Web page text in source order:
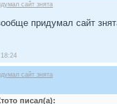
сайт знята
придумал сайт
сайт знята
писал(а):